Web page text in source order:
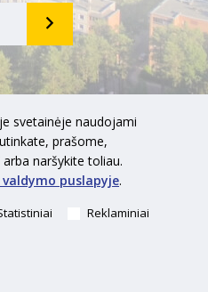
saugomos © 2018 Sprendimas:
svetainėje naudojami
prašome,
naršykite toliau.
puslapyje.
Reklaminiai